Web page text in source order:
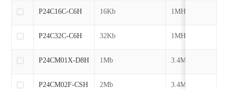
16Kb 1MHz
32Kb 1MHz
1Mb 3.4MHz
2Mb 3.4MHz
P24C16C-C6H
P24C32C-C6H
P24CM01X-D8H
P24CM02F-CSH